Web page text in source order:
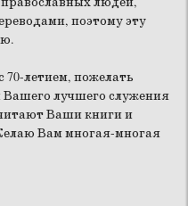
поэтому эту
70-летием, пожелать
лучшего служения
Ваши книги и
Вам многая-многая